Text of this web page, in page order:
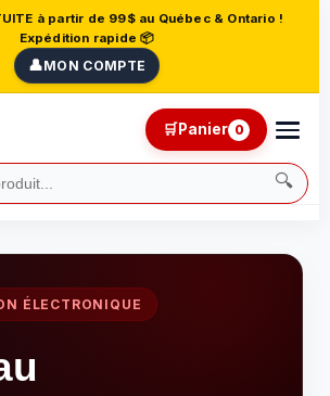
à partir de 99$ au Québec & Ontario !
Expédition rapide 📦
👤MON COMPTE
🔍
🛒Panier 0
ÉLECTRONIQUE